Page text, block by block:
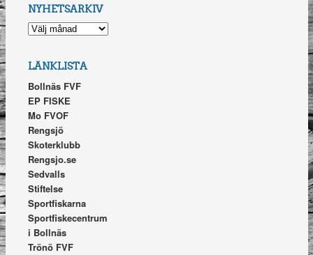
NYHETSARKIV
NYHETSARKIV
LÄNKLISTA
Bollnäs FVF
EP FISKE
Mo FVOF
Rengsjö
Skoterklubb
Rengsjo.se
Sedvalls
Stiftelse
Sportfiskarna
Sportfiskecentrum
i Bollnäs
Trönö FVF